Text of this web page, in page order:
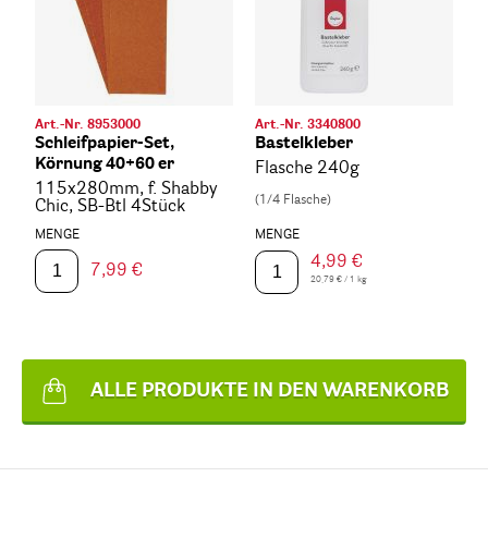
Art.-Nr. 8953000
Schleifpapier-Set,
Körnung 40+60 er
115x280mm, f. Shabby
Chic, SB-Btl 4Stück
MENGE
7,99 €
Art.-Nr. 3340800
Bastelkleber
Flasche 240g
(1/4 Flasche)
MENGE
4,99 €
20,79 € / 1 kg
ALLE PRODUKTE IN DEN WARENKORB